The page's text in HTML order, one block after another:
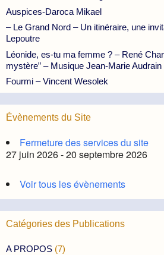
Auspices-Daroca Mikael
– Le Grand Nord – Un itinéraire, une
Lepoutre
Léonide, es-tu ma femme ? – René
mystère” – Musique Jean-Marie Audrain
Fourmi – Vincent Wesolek
Évènements du Site
Fermeture des services du site
27 juin 2026 - 20 septembre 2026
Voir tous les évènements
Catégories des Publications
A PROPOS (7)